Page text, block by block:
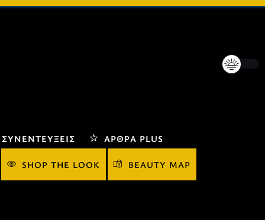
ΣΥΝΕΝΤΕΎΞΕΙΣ ΆΡΘΡΑ PLUS
SHOP THE LOOK BEAUTY MAP